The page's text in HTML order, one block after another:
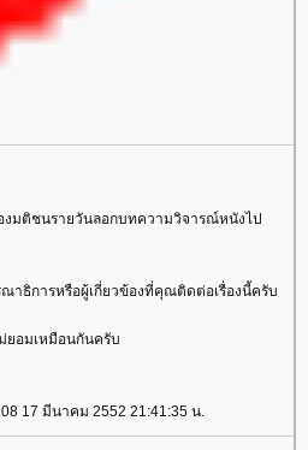
งมติชนรายวันลอกบทความวิจารณ์หนังไป
าธิการหรือผู้เกี่ยวข้องที่คุณติดต่อเรื่องนี้ครับ
ยอมเหมือนกันครับ
17 มีนาคม 2552 21:41:35 น.